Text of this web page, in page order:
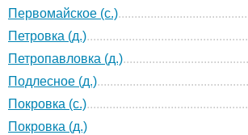
Первомайское (с.)
Петровка (д.)
Петропавловка (д.)
Подлесное (д.)
Покровка (с.)
Покровка (д.)